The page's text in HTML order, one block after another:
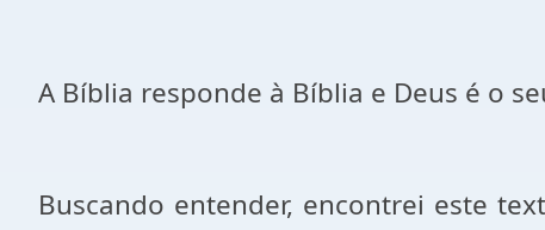
A Bíblia responde à Bíblia e Deus é o
Buscando entender, encontrei este